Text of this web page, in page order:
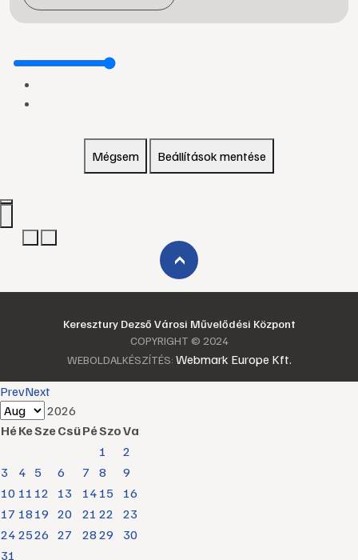
Mégsem Beállítások mentése
›
Keresztury Dezső Városi Művelődési Központ
COPYRIGHT © 2024
WEBOLDALKÉSZÍTÉS: Webmark Europe Kft.
PrevNext
2026
HéKeSzeCsüPéSzoVa
1
2
3
4 5 6 7 8
9
10 11 12 13 14 15
16
17 18 19 20 21 22
23
24 2526 27 28 29
30
31